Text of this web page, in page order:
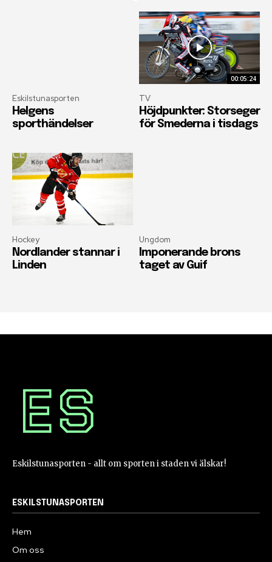
Eskilstunasporten
Helgens
sporthändelser
00:05:24
TV
Höjdpunkter: Storseger
för Smederna i tisdags
Hockey
Nordlander stannar i
Linden
Ungdom
Imponerande brons
taget av Guif
Eskilstunasporten - allt om sporten i staden vi älskar!
ESKILSTUNASPORTEN
Hem
Om oss